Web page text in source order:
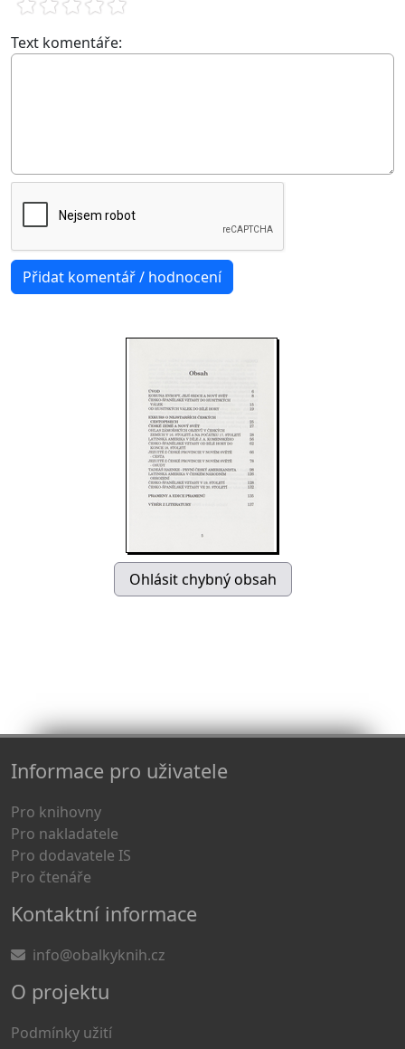
Text komentáře:
Informace pro uživatele
Pro knihovny
Pro nakladatele
Pro dodavatele IS
Pro čtenáře
Kontaktní informace
info@obalkyknih.cz
O projektu
Podmínky užití